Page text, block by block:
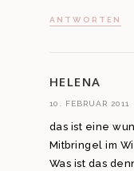
ANTWORTEN
HELENA
10. FEBRUAR 2011
das ist eine
Mitbringel im
Was ist das